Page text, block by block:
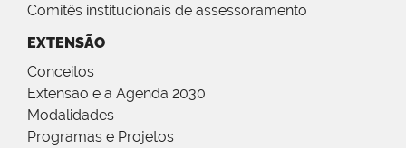
Comitês institucionais de assessoramento
EXTENSÃO
Conceitos
Extensão e a Agenda 2030
Modalidades
Programas e Projetos